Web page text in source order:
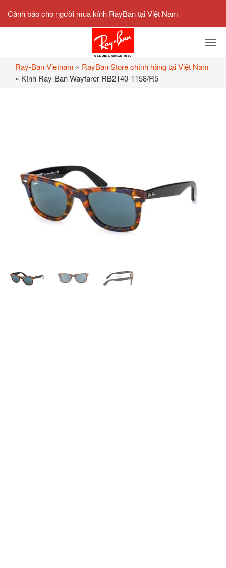
Cảnh báo cho người mua kính RayBan tại Việt Nam
Ray-Ban Vietnam » RayBan Store chính hãng tại Việt Nam
» Kính Ray-Ban Wayfarer RB2140-1158/R5